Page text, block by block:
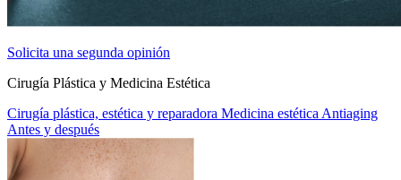
Solicita una segunda opinión
Cirugía Plástica y Medicina Estética
Cirugía plástica, estética y reparadora Medicina estética Antiaging
Antes y después